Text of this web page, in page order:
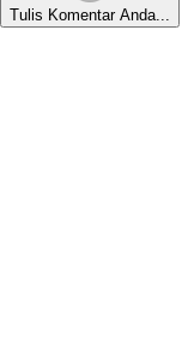
Tulis Komentar Anda...